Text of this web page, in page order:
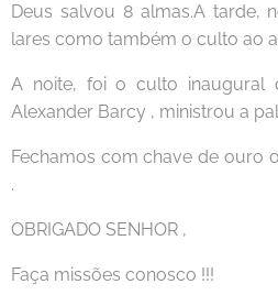
Deus salvou 8 almas.A tarde,
lares como também o culto ao
A noite, foi o culto inaugural
Alexander Barcy , ministrou a
Fechamos com chave de ouro o
.
OBRIGADO SENHOR ,
Faça missões conosco !!!